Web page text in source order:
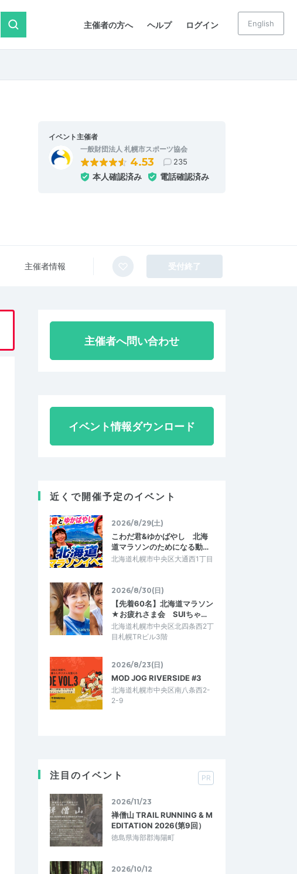
主催者の方へ ヘルプ ログイン English
イベント主催者
一般財団法人 札幌市スポーツ協会
4.53 235
本人確認済み 電話確認済み
主催者情報 受付終了
主催者へ問い合わせ
イベント情報ダウンロード
近くで開催予定のイベント
2026/8/29(土)
こわだ君&ゆかばやし 北海
道マラソンのためになる動…
北海道札幌市中央区大通西1丁目
2026/8/30(日)
【先着60名】北海道マラソン
★お疲れさま会 SUIちゃ…
北海道札幌市中央区北四条西2丁
目札幌TRビル3階
2026/8/23(日)
MOD JOG RIVERSIDE #3
北海道札幌市中央区南八条西2-
2-9
注目のイベント PR
2026/11/23
禅僧山 TRAIL RUNNING & M
EDITATION 2026(第9回）
徳島県海部郡海陽町
2026/10/12